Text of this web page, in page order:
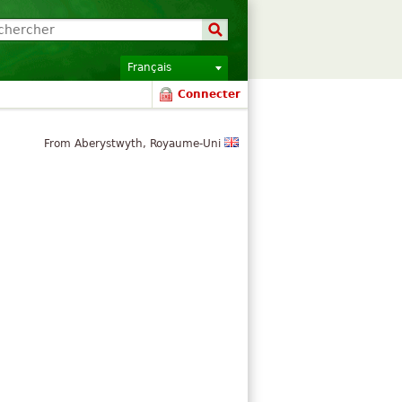
Français
Connecter
From Aberystwyth, Royaume-Uni